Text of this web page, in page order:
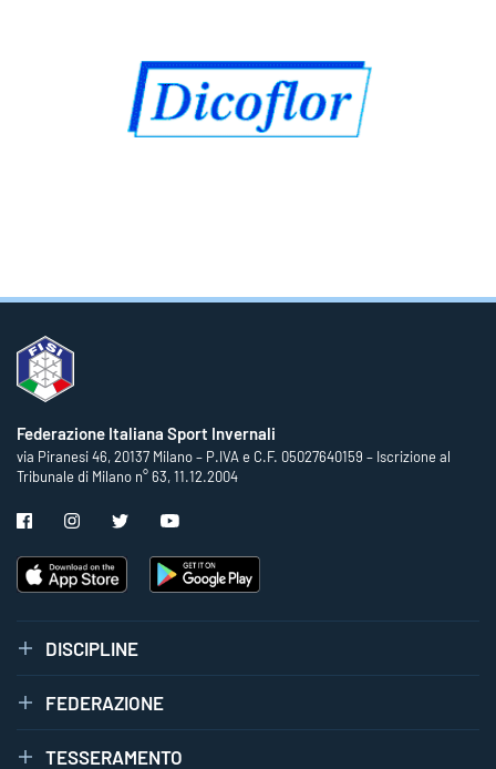
Federazione Italiana Sport Invernali
via Piranesi 46, 20137 Milano – P.IVA e C.F. 05027640159 – Iscrizione al
Tribunale di Milano n° 63, 11.12.2004
DISCIPLINE
FEDERAZIONE
TESSERAMENTO